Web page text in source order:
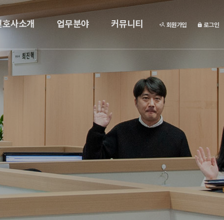
사소개 업무분야 커뮤니티 회원가입 로그인